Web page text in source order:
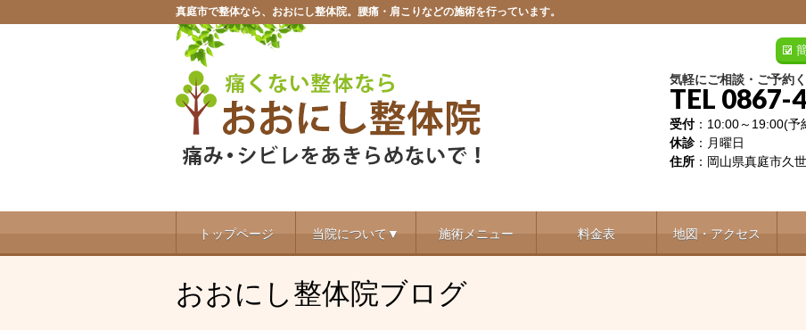
真庭市で整体なら、おおにし整体院。腰痛・肩こりなどの施術を行っています。
気軽にご相談・ご予約
TEL 0867-
受付：10:00～19:00(予
休診：月曜日
住所 ：岡山県真庭市久
トップページ 当院について▼ 施術メニュー 料金表 地図・アクセス
おおにし整体院ブログ